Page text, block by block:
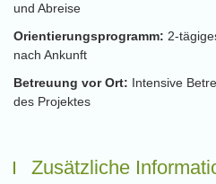
und Abreise
Orientierungsprogramm: 2-
nach Ankunft
Betreuung vor Ort: Intensive
des Projektes
Zusätzliche